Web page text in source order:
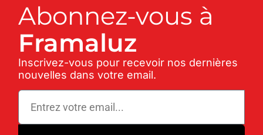
Abonnez-vous à
Framaluz
Inscrivez-vous pour recevoir nos dernières
nouvelles dans votre email.